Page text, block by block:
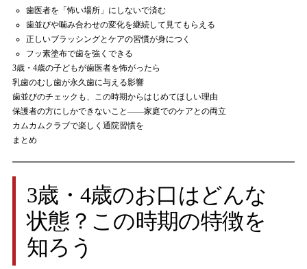
歯医者を「怖い場所」にしないで済む
歯並びや噛み合わせの変化を継続して見てもらえる
正しいブラッシングとケアの習慣が身につく
フッ素塗布で歯を強くできる
3歳・4歳の子どもが歯医者を怖がったら
乳歯のむし歯が永久歯に与える影響
歯並びのチェックも、この時期からはじめてほしい理由
保護者の方にしかできないこと——家庭でのケアとの両立
カムカムクラブで楽しく通院習慣を
まとめ
3歳・4歳のお口はどんな
状態？この時期の特徴を
知ろう